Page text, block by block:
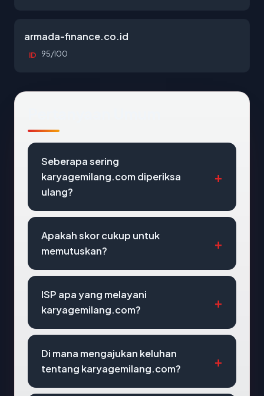
armada-finance.co.id
ID 95/100
Seberapa sering
karyagemilang.com diperiksa
ulang?
Apakah skor cukup untuk
memutuskan?
ISP apa yang melayani
karyagemilang.com?
Di mana mengajukan keluhan
tentang karyagemilang.com?